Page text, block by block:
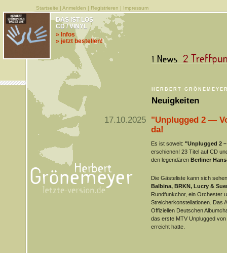
Startseite | Anmelden | Registrieren | Impressum
HERBERT
Neuigkeiten
DAS IST LOS
CD / VINYL
» Infos
» jetzt bestellen!
17.10.2025
"Unplugged 2 —
da!
Es ist soweit: "Unplugged 2
erschienen! 23 Titel auf CD
den legendären Berliner
Die Gästeliste kann sich
Balbina, BRKN, Lucry &
Rundfunkchor, ein Orchester
Streicherkonstellationen. Das
Offiziellen Deutschen
das erste MTV Unplugged
erreicht hatte.